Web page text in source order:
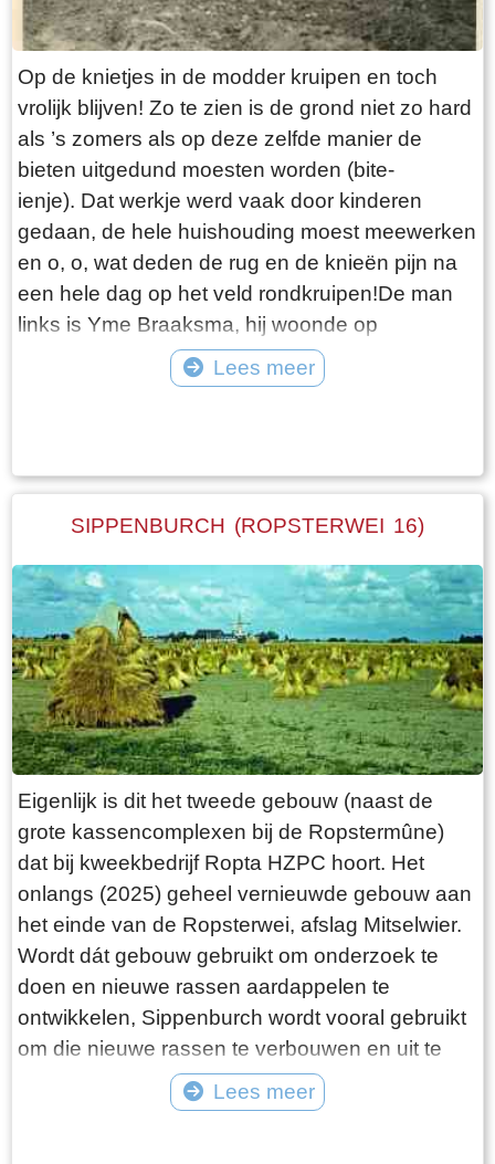
Op de knietjes in de modder kruipen en toch
vrolijk blijven! Zo te zien is de grond niet zo hard
als ’s zomers als op deze zelfde manier de
bieten uitgedund moesten worden (bite-
ienje). Dat werkje werd vaak door kinderen
gedaan, de hele huishouding moest meewerken
en o, o, wat deden de rug en de knieën pijn na
een hele dag op het veld rondkruipen!De man
links is Yme Braaksma, hij woonde op
Sippenburg (Ropsterwei 16) tussen
Easternijtsjerk en Mitselwier. Dat huis is
aan! Dan zijn dochtertje Sietske Braaksma,
Oppy (Albertje) Sijtsma en Durk Jacobs
Heeringa. Zie ook: Sippe Baukes Elzinga bij
'personen'
Lees meer
SIPPENBURCH (ROPSTERWEI 16)
Eigenlijk is dit het tweede gebouw (naast de
grote kassencomplexen bij de Ropstermûne)
dat bij kweekbedrijf Ropta HZPC hoort. Het
onlangs (2025) geheel vernieuwde gebouw aan
het einde van de Ropsterwei, afslag Mitselwier.
Wordt dát gebouw gebruikt om onderzoek te
doen en nieuwe rassen aardappelen te
ontwikkelen, Sippenburch wordt vooral gebruikt
om die nieuwe rassen te verbouwen en uit te
proberen.In de zomer van 1988 werd de stjelp
afgebroken die op deze plek stond. Er werd een
Lees meer